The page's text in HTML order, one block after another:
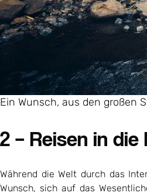
Ein Wunsch, aus den großen
2 – Reisen in
Während die Welt durch das
Wunsch, sich auf das